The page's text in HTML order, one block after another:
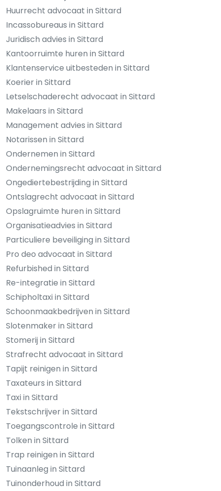
Huurrecht advocaat in Sittard
Incassobureaus in Sittard
Juridisch advies in Sittard
Kantoorruimte huren in Sittard
Klantenservice uitbesteden in Sittard
Koerier in Sittard
Letselschaderecht advocaat in Sittard
Makelaars in Sittard
Management advies in Sittard
Notarissen in Sittard
Ondernemen in Sittard
Ondernemingsrecht advocaat in Sittard
Ongediertebestrijding in Sittard
Ontslagrecht advocaat in Sittard
Opslagruimte huren in Sittard
Organisatieadvies in Sittard
Particuliere beveiliging in Sittard
Pro deo advocaat in Sittard
Refurbished in Sittard
Re-integratie in Sittard
Schipholtaxi in Sittard
Schoonmaakbedrijven in Sittard
Slotenmaker in Sittard
Stomerij in Sittard
Strafrecht advocaat in Sittard
Tapijt reinigen in Sittard
Taxateurs in Sittard
Taxi in Sittard
Tekstschrijver in Sittard
Toegangscontrole in Sittard
Tolken in Sittard
Trap reinigen in Sittard
Tuinaanleg in Sittard
Tuinonderhoud in Sittard